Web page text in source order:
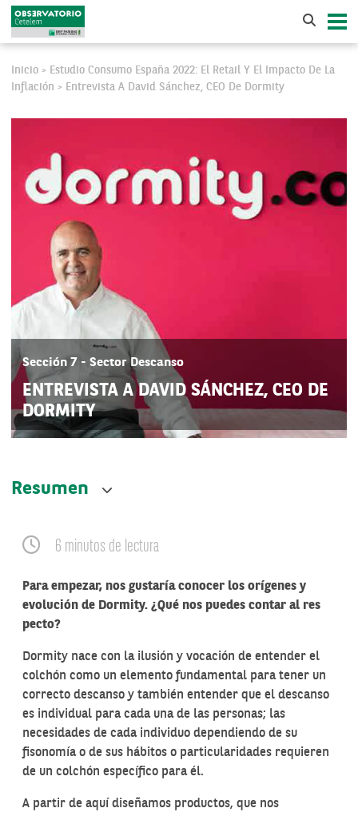
Inicio >
Estudio Consumo España 2022: El Retail Y El Impacto De La
Inflación > Entrevista A David Sánchez, CEO De Dormity
Sección 7 - Sector Descanso
ENTREVISTA A DAVID SÁNCHEZ, CEO DE
DORMITY
6 minutos de lectura
Paraempezar, nos gustaría conocer los orígenes y
evolución de Dormity. ¿Qué nos puedes contar al res
pecto?
Dormity nace con la ilusión y vocación de entender el
colchón como un elemento fundamental para tener un
correcto descanso y también entender que el descanso
es individual para cada una de las personas; las
necesidades de cada individuo dependiendo de su
fisonomía o de sus hábitos o particularidades requieren
de un colchón específico para él.
A partir de aquí diseñamos productos, que nos
Resumen